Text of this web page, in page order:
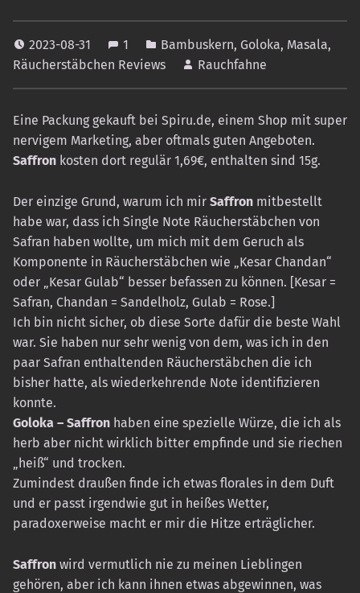
2023-08-31 1 Bambuskern, Goloka, Masala,
Räucherstäbchen Reviews
Rauchfahne
Eine Packung gekauft bei Spiru.de, einem Shop mit super
nervigem Marketing, aber oftmals guten Angeboten.
Saffron kosten dort regulär 1,69€, enthalten sind 15g.
Der einzige Grund, warum ich mir Saffron mitbestellt
habe war, dass ich Single Note Räucherstäbchen von
Safran haben wollte, um mich mit dem Geruch als
Komponente in Räucherstäbchen wie „Kesar Chandan“
oder „Kesar Gulab“ besser befassen zu können. [Kesar =
Safran, Chandan = Sandelholz, Gulab = Rose.]
Ich bin nicht sicher, ob diese Sorte dafür die beste Wahl
war. Sie haben nur sehr wenig von dem, was ich in den
paar Safran enthaltenden Räucherstäbchen die ich
bisher hatte, als wiederkehrende Note identifizieren
konnte.
Goloka – Saffron haben eine spezielle Würze, die ich als
herb aber nicht wirklich bitter empfinde und sie riechen
„heiß“ und trocken.
Zumindest draußen finde ich etwas florales in dem Duft
und er passt irgendwie gut in heißes Wetter,
paradoxerweise macht er mir die Hitze erträglicher.
Saffron wird vermutlich nie zu meinen Lieblingen
gehören, aber ich kann ihnen etwas abgewinnen, was